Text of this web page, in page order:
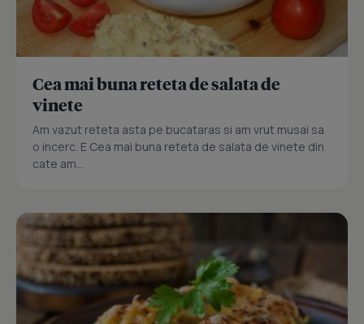
Cea mai buna reteta de salata de
vinete
Am vazut reteta asta pe bucataras si am vrut musai sa
o incerc. E Cea mai buna reteta de salata de vinete din
cate am...